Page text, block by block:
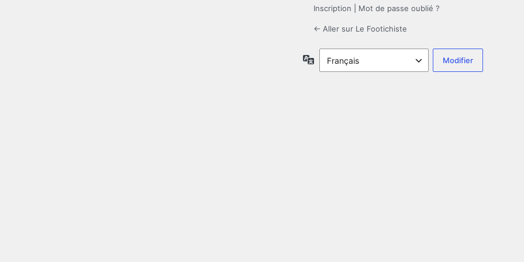
Inscription Mot de passe oublié ?
← Aller sur Le Footichiste
Langue